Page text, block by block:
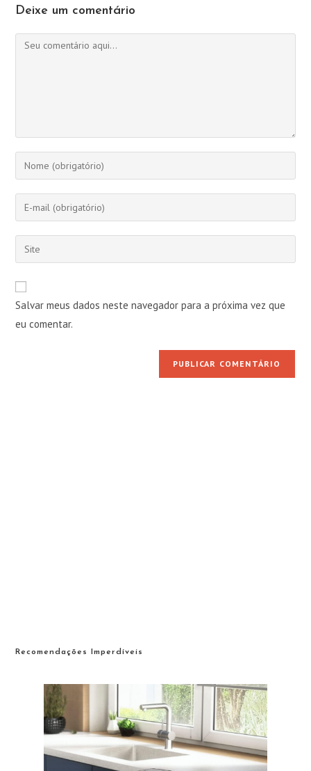
Deixe um comentário
Comentário
Digite
seu
nome
ou
de
usuário
para
comentar
Digite
seu
endereço
de
para
comentar
Digite
o
do
seu
site
Salvar meus dados neste navegador para a próxima vez que
eu comentar.
Recomendações Imperdíveis